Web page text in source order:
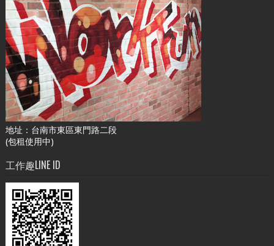
地址：台南市東區東門路二段
(包租使用中)
工作趣LINE ID